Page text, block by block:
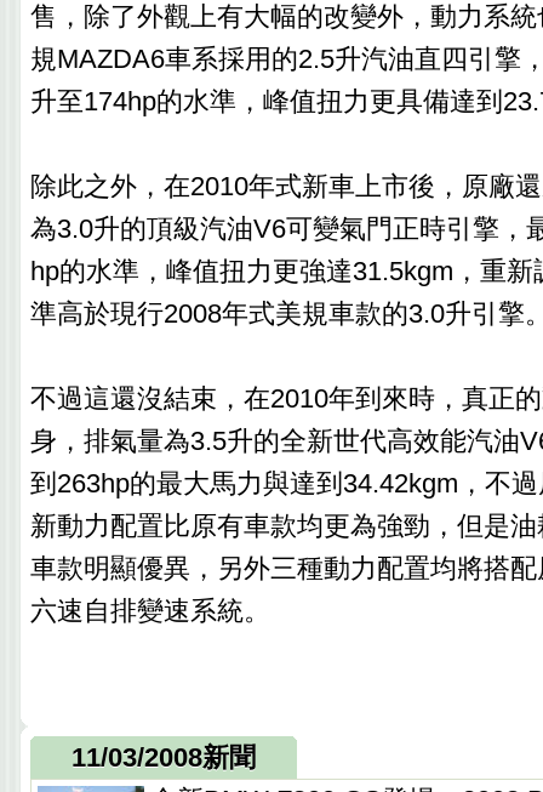
售，除了外觀上有大幅的改變外，動力系
規MAZDA6車系採用的2.5升汽油直四引擎
升至174hp的水準，峰值扭力更具備達到
除此之外，在2010年式新車上市後，原廠
為3.0升的頂級汽油V6可變氣門正時引擎，
hp的水準，峰值扭力更強達31.5kgm，重
準高於現行2008年式美規車款的3.0升引擎
不過這還沒結束，在2010年到來時，真正
身，排氣量為3.5升的全新世代高效能汽油
到263hp的最大馬力與達到34.42kgm，不
新動力配置比原有車款均更為強勁，但是
車款明顯優異，另外三種動力配置均將搭
六速自排變速系統。
11/03/2008新聞